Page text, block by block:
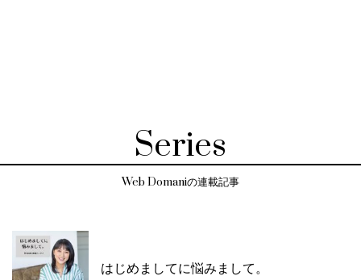
Series
Web Domaniの連載記事
はじめましてに悩みまして。